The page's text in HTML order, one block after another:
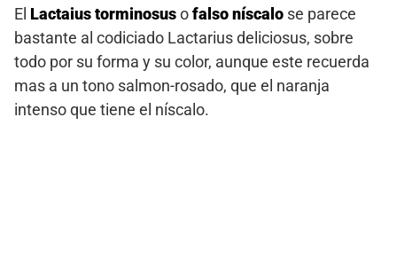
El Lactaius torminosusofalso níscalo se parece
bastante al codiciado Lactarius deliciosus, sobre
todo por su forma y su color, aunque este recuerda
mas a un tono salmon-rosado, que el naranja
intenso que tiene el níscalo.